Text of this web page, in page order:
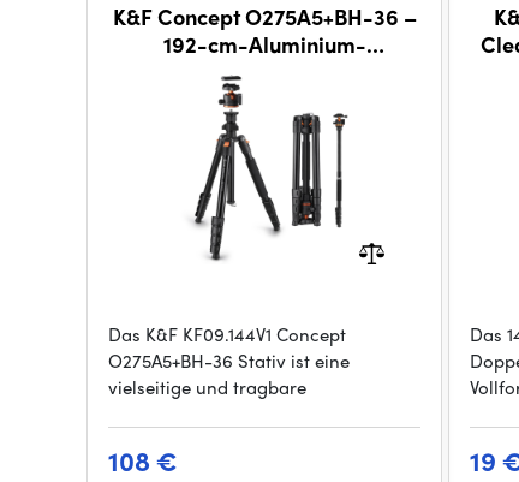
K&F Concept O275A5+BH-36 –
192-cm-Aluminium-
Kamerastativ mit Kugelkopf
Das K&F KF09.144V1 Concept
O275A5+BH-36 Stativ ist eine
vielseitige und tragbare
108 €
Das
19